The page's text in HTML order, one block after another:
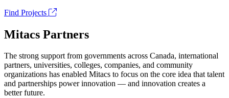
Find Projects
Mitacs Partners
The strong support from governments across Canada, international
partners, universities, colleges, companies, and community
organizations has enabled Mitacs to focus on the core idea that talent
and partnerships power innovation — and innovation creates a
better future.